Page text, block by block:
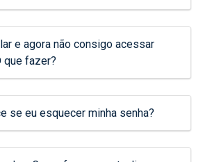
e agora não consigo acessar
que fazer?
se eu esquecer minha senha?